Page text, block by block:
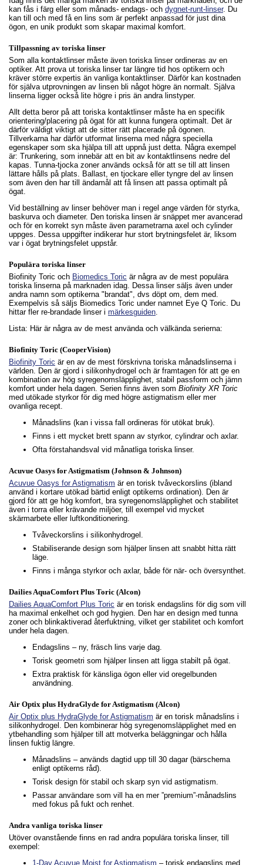
kan fås i färg eller som månads- endags- och dygnet-runt-linser. Du
kan till och med få en lins som är perfekt anpassad för just dina
ögon, en unik produkt som skapar maximal komfort.
Tillpassning av toriska linser
Som alla kontaktlinser måste även toriska linser ordineras av en
optiker. Att prova ut toriska linser tar längre tid hos optikern och
kräver större expertis än vanliga kontaktlinser. Därför kan kostnaden
för själva utprovningen av linsen bli något högre än normalt. Själva
linserna ligger också lite högre i pris än andra linstyper.
Allt detta beror på att toriska kontaktlinser måste ha en specifik
orientering/placering på ögat för att kunna fungera optimalt. Det är
därför väldigt viktigt att de sitter rätt placerade på ögonen.
Tillverkarna har därför utformat linserna med några speciella
egenskaper som ska hjälpa till att uppnå just detta. Några exempel
är: Trunkering, som innebär att en bit av kontaktlinsens nedre del
kapas. Tunna-tjocka zoner används också för att se till att linsen
lättare hålls på plats. Ballast, en tjockare eller tyngre del av linsen
som även den har till ändamål att få linsen att passa optimalt på
ögat.
Vid beställning av linser behöver man i regel ange värden för styrka,
baskurva och diameter. Den toriska linsen är snäppet mer avancerad
och för en korrekt syn måste även parametrarna axel och cylinder
uppges. Dessa uppgifter indikerar hur stort brytningsfelet är, liksom
var i ögat brytningsfelet uppstår.
Populära toriska linser
Biofinity Toric och Biomedics Toric är några av de mest populära
toriska linserna på marknaden idag. Dessa linser säljs även under
andra namn som optikerna "brandat", dvs döpt om, dem med.
Exempelvis så säljs Biomedics Toric under namnet Eye Q Toric. Du
hittar fler re-brandade linser i märkesguiden.
Lista: Här är några av de mest använda och välkända serierna:
Biofinity Toric (CooperVision)
Biofinity Toric är en av de mest förskrivna toriska månadslinserna i
världen. Den är gjord i silikonhydrogel och är framtagen för att ge en
kombination av hög syregenomsläpplighet, stabil passform och jämn
komfort under hela dagen. Serien finns även som Biofinity XR Toric
med utökade styrkor för dig med högre astigmatism eller mer
ovanliga recept.
Månadslins (kan i vissa fall ordineras för utökat bruk).
Finns i ett mycket brett spann av styrkor, cylindrar och axlar.
Ofta förstahandsval vid månatliga toriska linser.
Acuvue Oasys for Astigmatism (Johnson & Johnson)
Acuvue Oasys for Astigmatism är en torisk tvåveckorslins (ibland
använd i kortare utökad bärtid enligt optikerns ordination). Den är
gjord för att ge hög komfort, bra syregenomsläpplighet och stabilitet
även i torra eller krävande miljöer, till exempel vid mycket
skärmarbete eller luftkonditionering.
Tvåveckorslins i silikonhydrogel.
Stabiliserande design som hjälper linsen att snabbt hitta rätt
läge.
Finns i många styrkor och axlar, både för när- och översynthet.
Dailies AquaComfort Plus Toric (Alcon)
Dailies AquaComfort Plus Toric är en torisk endagslins för dig som vill
ha maximal enkelhet och god hygien. Den har en design med tunna
zoner och blinkaktiverad återfuktning, vilket ger stabilitet och komfort
under hela dagen.
Endagslins – ny, fräsch lins varje dag.
Torisk geometri som hjälper linsen att ligga stabilt på ögat.
Extra praktisk för känsliga ögon eller vid oregelbunden
användning.
Air Optix plus HydraGlyde for Astigmatism (Alcon)
Air Optix plus HydraGlyde for Astigmatism är en torisk månadslins i
silikonhydrogel. Den kombinerar hög syregenomsläpplighet med en
ytbehandling som hjälper till att motverka beläggningar och hålla
linsen fuktig längre.
Månadslins – används dagtid upp till 30 dagar (bärschema
enligt optikerns råd).
Torisk design för stabil och skarp syn vid astigmatism.
Passar användare som vill ha en mer ”premium”-månadslins
med fokus på fukt och renhet.
Andra vanliga toriska linser
Utöver ovanstående finns en rad andra populära toriska linser, till
exempel:
1-Day Acuvue Moist for Astigmatism – torisk endagslins med